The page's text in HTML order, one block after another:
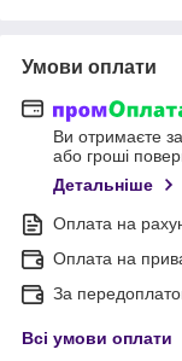
Умови оплати
Ви отримаєте
або гроші
Детальніше
Оплата на
Оплата на
За
Всі умови оплати